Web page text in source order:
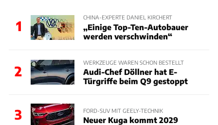
1
CHINA-EXPERTE DANIEL KIRCHERT
„Einige Top-Ten-Autobauer
werden verschwinden“
2
WERKZEUGE WAREN SCHON BESTELLT
Audi-Chef Döllner hat E-
Türgriffe beim Q9 gestoppt
3 FORD-SUV MIT GEELY-TECHNIK
Neuer Kuga kommt 2029